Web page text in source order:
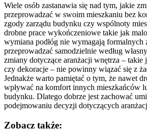
Wiele osób zastanawia się nad tym, jakie
przeprowadzać w swoim mieszkaniu bez
zgody zarządu budynku czy wspólnoty
drobne prace wykończeniowe takie jak
wymiana podłóg nie wymagają formalnych
przeprowadzać samodzielnie według
zmiany dotyczące aranżacji wnętrza – takie
czy dekoracje – nie powinny wiązać się z
Jednakże warto pamiętać o tym, że nawet
wpływać na komfort innych mieszkańców
budynku. Dlatego dobrze jest zachować
podejmowaniu decyzji dotyczących
Zobacz także: